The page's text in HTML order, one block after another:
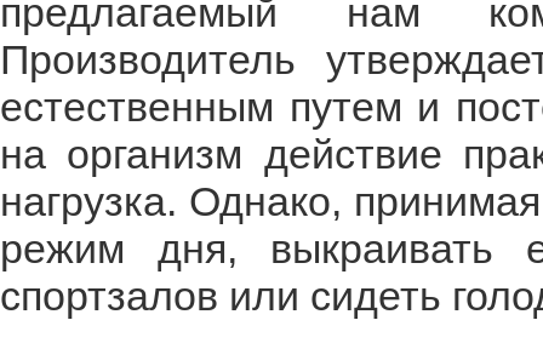
предлагаемый нам
Производитель
естественным путем и
на организм действие
нагрузка. Однако,
режим дня, выкраивать
спортзалов или сидеть